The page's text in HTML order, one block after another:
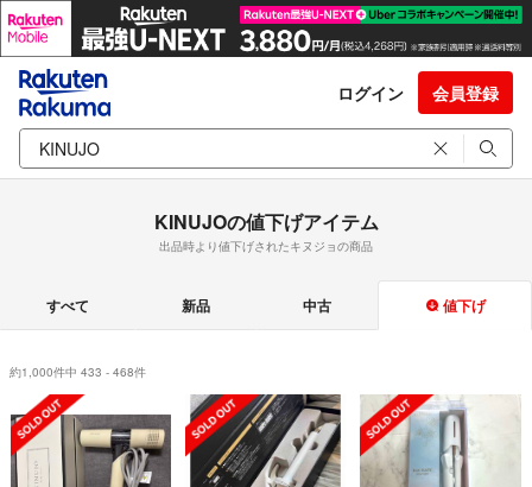
ログイン 会員登録
KINUJOの値下げアイテム
出品時より値下げされたキヌジョの商品
すべて 新品 中古 値下げ
約1,000件中 433 - 468件